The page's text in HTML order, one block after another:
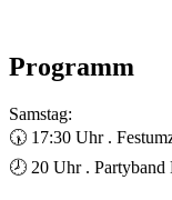
Programm
Samstag:
🕠 17:30 Uhr .
🕗 20 Uhr . Partyband